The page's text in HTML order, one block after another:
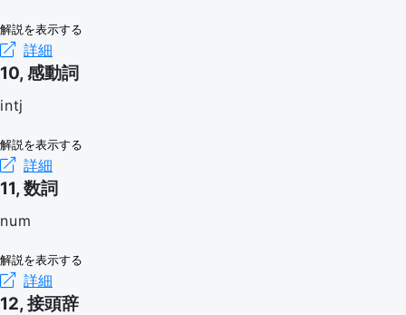
解説を表示する
詳細
10, 感動詞
intj
解説を表示する
詳細
11, 数詞
num
解説を表示する
詳細
12, 接頭辞